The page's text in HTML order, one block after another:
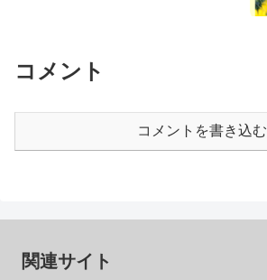
コメント
コメントを書き込む
関連サイト